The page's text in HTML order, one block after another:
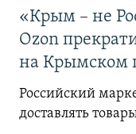
«Крым – не
Ozon
на Крымском
Российский
доставлять